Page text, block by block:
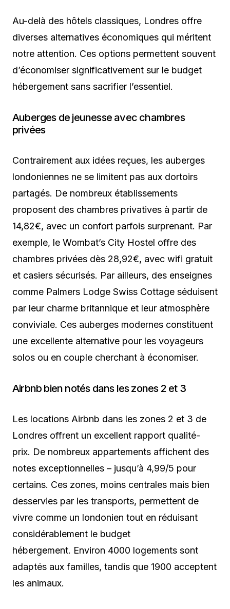
Au-delà des hôtels classiques, Londres offre
diverses alternatives économiques qui méritent
notre attention. Ces options permettent souvent
d’économiser significativement sur le budget
hébergement sans sacrifier l’essentiel.
Auberges de jeunesse avec chambres
privées
Contrairement aux idées reçues, les auberges
londoniennes ne se limitent pas aux dortoirs
partagés. De nombreux établissements
proposent des chambres privatives à partir de
14,82€, avec un confort parfois surprenant. Par
exemple, le Wombat’s City Hostel offre des
chambres privées dès 28,92€, avec wifi gratuit
et casiers sécurisés. Par ailleurs, des enseignes
comme Palmers Lodge Swiss Cottage séduisent
par leur charme britannique et leur atmosphère
conviviale. Ces auberges modernes constituent
une excellente alternative pour les voyageurs
solos ou en couple cherchant à économiser.
Airbnb bien notés dans les zones 2 et 3
Les locations Airbnb dans les zones 2 et 3 de
Londres offrent un excellent rapport qualité-
prix. De nombreux appartements affichent des
notes exceptionnelles – jusqu’à 4,99/5 pour
certains. Ces zones, moins centrales mais bien
desservies par les transports, permettent de
vivre comme un londonien tout en réduisant
considérablement le budget
hébergement. Environ 4000 logements sont
adaptés aux familles, tandis que 1900 acceptent
les animaux.